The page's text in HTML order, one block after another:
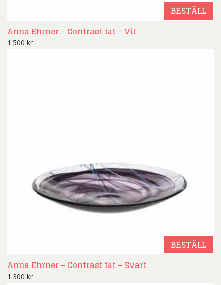
BESTÄLL
Anna Ehrner – Contrast fat – Vit
1.500 kr
BESTÄLL
Anna Ehrner – Contrast fat – Svart
1.300 kr